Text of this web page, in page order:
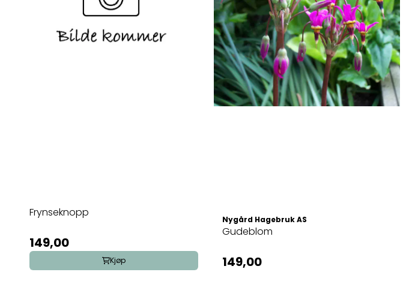
Frynseknopp
149,00
Kjøp
Nygård Hagebruk AS
Gudeblom
149,00